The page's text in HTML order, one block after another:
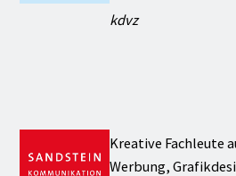
kdvz
Kreative Fachleute
Werbung,